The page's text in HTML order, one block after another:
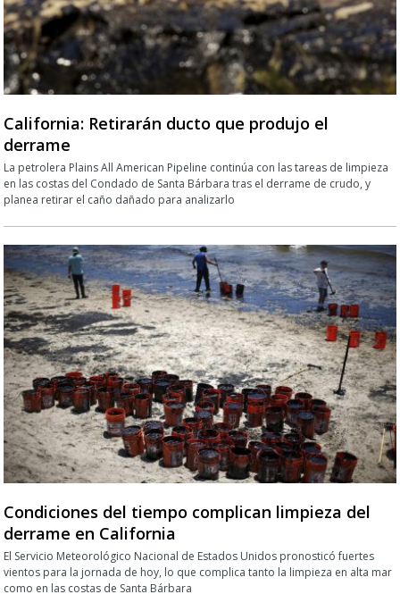
California: Retirarán ducto que produjo el
derrame
La petrolera Plains All American Pipeline continúa con las tareas de limpieza
en las costas del Condado de Santa Bárbara tras el derrame de crudo, y
planea retirar el caño dañado para analizarlo
Condiciones del tiempo complican limpieza del
derrame en California
El Servicio Meteorológico Nacional de Estados Unidos pronosticó fuertes
vientos para la jornada de hoy, lo que complica tanto la limpieza en alta mar
como en las costas de Santa Bárbara